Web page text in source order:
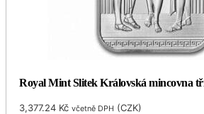
Royal Mint Slitek Královská mincovna
3,377.24 Kč včetně DPH (CZK)